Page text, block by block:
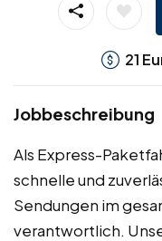
21
Jobbeschreibung
Als Express-
schnelle und
Sendungen im
verantwortlich.